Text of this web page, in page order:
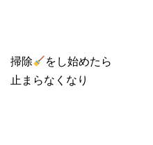
掃除
をし始めたら
止まらなくなり